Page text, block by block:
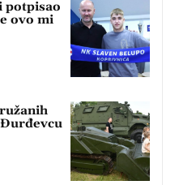
potpisao
ovo mi
Đurđevcu